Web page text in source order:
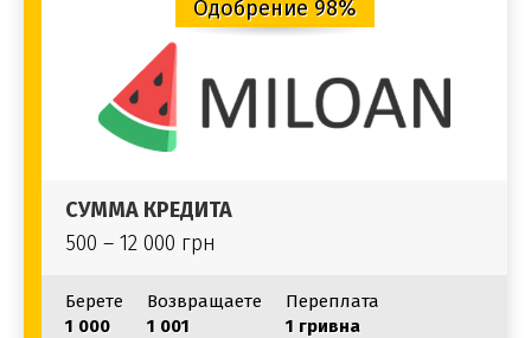
Одобрение 98%
СУММА КРЕДИТА
500 – 12 000 грн
Берете
1 000
Возвращаете
1 001
Переплата
1 гривна